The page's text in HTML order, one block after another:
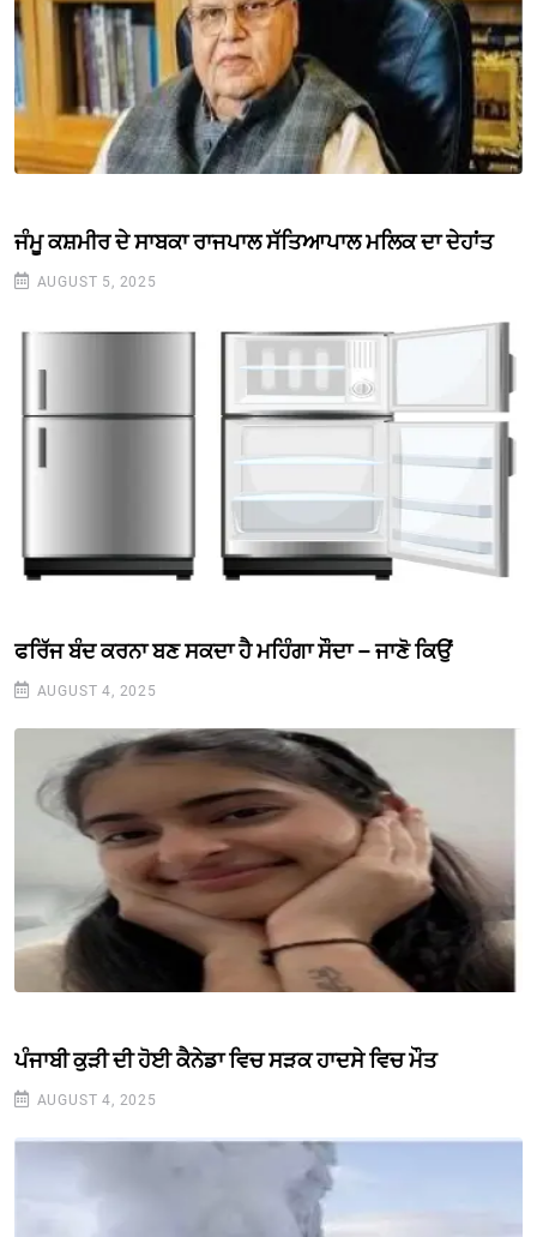
ਜੰਮੂ ਕਸ਼ਮੀਰ ਦੇ ਸਾਬਕਾ ਰਾਜਪਾਲ ਸੱਤਿਆਪਾਲ ਮਲਿਕ ਦਾ ਦੇਹਾਂਤ
AUGUST 5, 2025
ਫਰਿੱਜ ਬੰਦ ਕਰਨਾ ਬਣ ਸਕਦਾ ਹੈ ਮਹਿੰਗਾ ਸੌਦਾ – ਜਾਣੋ ਕਿਉਂ
AUGUST 4, 2025
ਪੰਜਾਬੀ ਕੁੜੀ ਦੀ ਹੋਈ ਕੈਨੇਡਾ ਵਿਚ ਸੜਕ ਹਾਦਸੇ ਵਿਚ ਮੌਤ
AUGUST 4, 2025